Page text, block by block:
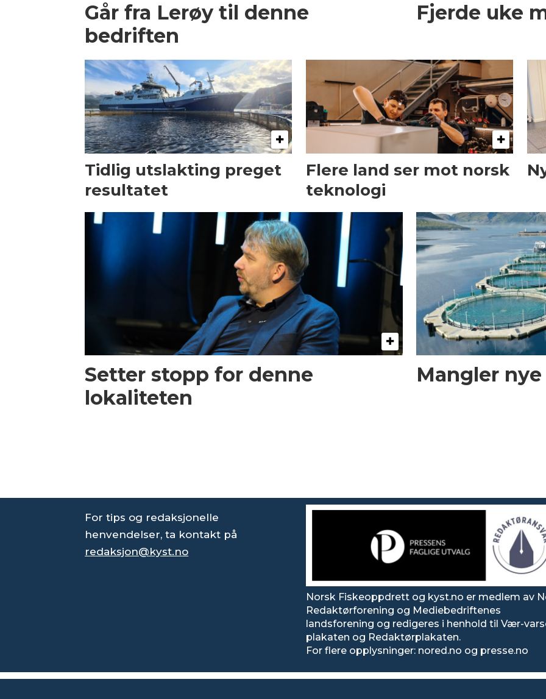
Går fra Lerøy til denne
bedriften
Fjerde uke
Tidlig utslakting preget
resultatet
Flere land ser mot norsk
teknologi
Setter stopp for denne
lokaliteten
Mangler
For tips og redaksjonelle
henvendelser, ta kontakt på
redaksjon@kyst.no
Norsk Fiskeoppdrett og kyst.no er medlem av
Redaktørforening og Mediebedriftenes
landsforening og redigeres i henhold til Vær-
plakaten og Redaktørplakaten.
For flere opplysninger: nored.no og presse.no